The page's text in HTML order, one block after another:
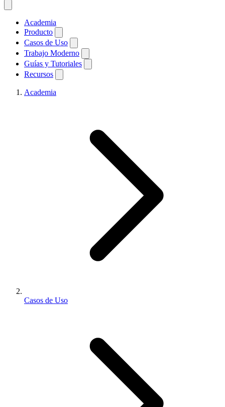
Academia
Producto
Casos de Uso
Trabajo Moderno
Guías y Tutoriales
Recursos
Academia
Casos de Uso